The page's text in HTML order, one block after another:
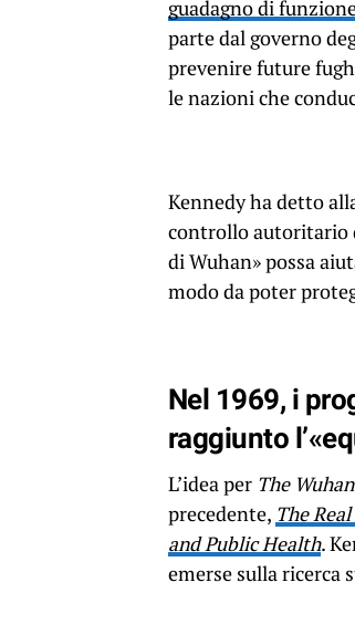
guadagno di
parte dal governo
prevenire future
le nazioni che
Kennedy ha detto
controllo autoritario
di Wuhan» possa
modo da poter
Nel 1969, i
raggiunto
L’idea per The
precedente, The
and Public Health.
emerse sulla ricerca